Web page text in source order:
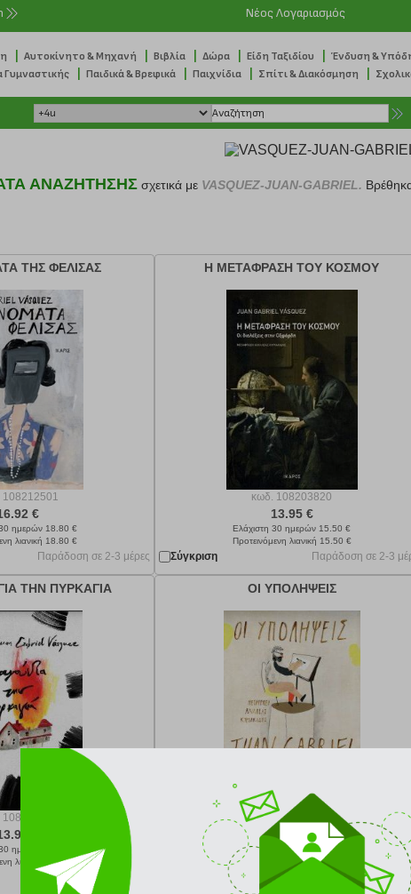
Νέος Λογαριασμός
Αυτοκίνητο & Μηχανή Βιβλία Δώρα Είδη Ταξιδίου Ένδυση &
Γυμναστικής Παιδικά & Βρεφικά Παιχνίδια Σπίτι & Διακόσμηση
ΑΝΑΖΗΤΗΣΗΣ σχετικά με VASQUEZ-JUAN-GABRIEL.
ΤΗΣ ΦΕΛΙΣΑΣ
108212501
€
30 ημερών 18.80 €
λιανική 18.80 €
Παράδοση σε 2-3 μέρες
Η ΜΕΤΑΦΡΑΣΗ ΤΟΥ ΚΟΣΜΟΥ
κωδ. 108203820
13.95 €
Ελάχιστη 30 ημερών 15.50 €
Προτεινόμενη λιανική 15.50 €
Σύγκριση Παράδοση σε 2-3
ΤΗΝ ΠΥΡΚΑΓΙΑ
108164869
€
ημερών 15.50 €
λιανική 15.50 €
Παράδοση σε 2-3 μέρες
ΟΙ ΥΠΟΛΗΨΕΙΣ
κωδ. 108157674
11.97 €
Ελάχιστη 30 ημερών 13.30 €
Προτεινόμενη λιανική 13.30 €
Παράδοση σε 2-3